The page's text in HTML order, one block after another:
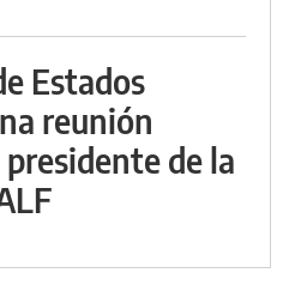
Estados
reunión
de la